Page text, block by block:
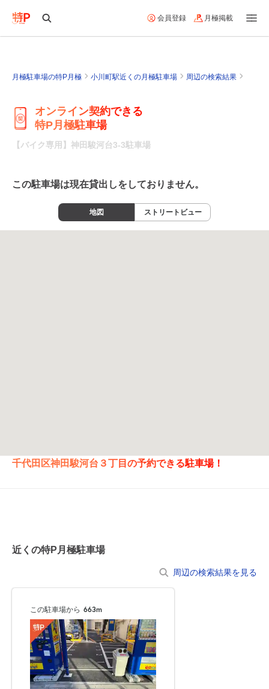
会員登録 月極掲載
月極駐車場の特P月極 小川町駅近くの月極駐車場 周辺の検索結果
オンライン契約できる
特P月極駐車場
【バイク専用】神田駿河台3-3駐車場
この駐車場は現在貸出しをしておりません。
地図 ストリートビュー
千代田区神田駿河台３丁目の予約できる駐車場！
近くの特P月極駐車場
周辺の検索結果を見る
この駐車場から 663m